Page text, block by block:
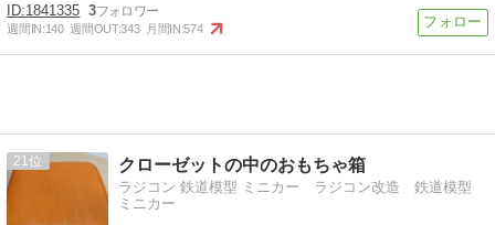
1841335 3
週間IN:140 週間OUT:343 月間IN:574
21 クローゼットの中のおもちゃ箱
ラジコン 鉄道模型 ミニカー ラジコン改造 鉄道模型
ミニカー